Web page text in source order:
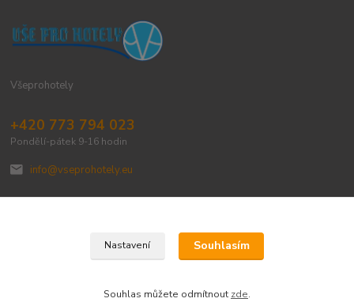
Všeprohotely
+420 773 794 023
Pondělí-pátek 9-16 hodin
info@vseprohotely.eu
Upravit sběr cookies.
Nastavení Souhlasím
Souhlas můžete odmítnout zde.